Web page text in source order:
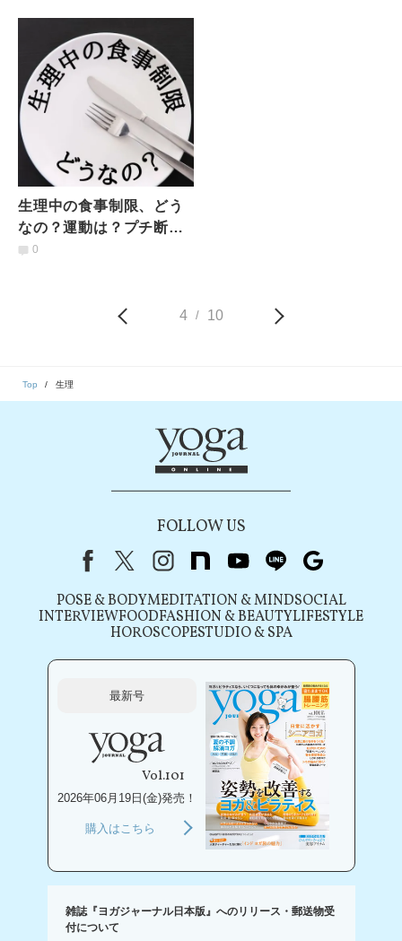
生理中の食事制限、どう
なの？運動は？プチ断食
は？【医師に聞く】「生
0
4 / 10
Top 生理
FOLLOW US
FacebookX（旧Twitter）
instagram
note youtubeline
POSE & BODYMEDITATION & MINDSOCIAL
INTERVIEWFOODFASHION & BEAUTYLIFESTYLE
HOROSCOPESTUDIO & SPA
最新号
Vol.101
2026年06月19日(金)発売！
購入はこちら
雑誌『ヨガジャーナル日本版』へのリリース・郵送物受
付について